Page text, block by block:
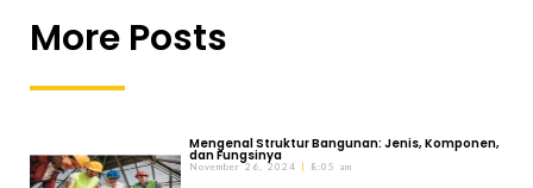
More Posts
Mengenal Struktur Bangunan: Jenis, Komponen,
dan Fungsinya
November 26, 2024 8:05 am